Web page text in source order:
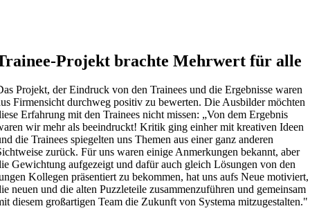
Projekt brachte Mehrwert für alle
Projekt, der Eindruck von den Trainees und die Ergebnisse waren
Firmensicht durchweg positiv zu bewerten. Die Ausbilder möchten
Erfahrung mit den Trainees nicht missen: „Von dem Ergebnis
wir mehr als beeindruckt! Kritik ging einher mit kreativen Ideen
die Trainees spiegelten uns Themen aus einer ganz anderen
zurück. Für uns waren einige Anmerkungen bekannt, aber
Gewichtung aufgezeigt und dafür auch gleich Lösungen von den
Kollegen präsentiert zu bekommen, hat uns aufs Neue motiviert,
neuen und die alten Puzzleteile zusammenzuführen und gemeinsam
diesem großartigen Team die Zukunft von Systema mitzugestalten."